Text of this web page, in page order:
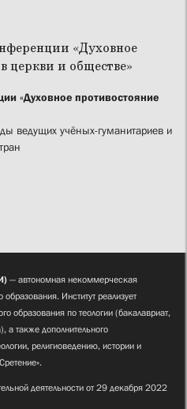
«Духовное противостояние
ведущих учёных-гуманитариев и
— автономная некоммерческая
Институт реализует
образования по теологии (бакалавриат,
а также дополнительного
религиоведению, истории и
деятельности от 29 декабря 2022